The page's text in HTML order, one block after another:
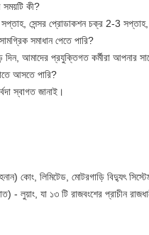
কী?
সেন্সর প্রোডাকশন চক্র 2-3
সমাধান পেতে পারি?
আমাদের প্রযুক্তিগত কর্মীরা আপনার
আসতে পারি?
স্বাগত জানাই।
কোং, লিমিটেড, মোটরগাড়ি বিদ্যুৎ
- লুয়াং, যা ১৩ টি রাজবংশের প্রাচীন